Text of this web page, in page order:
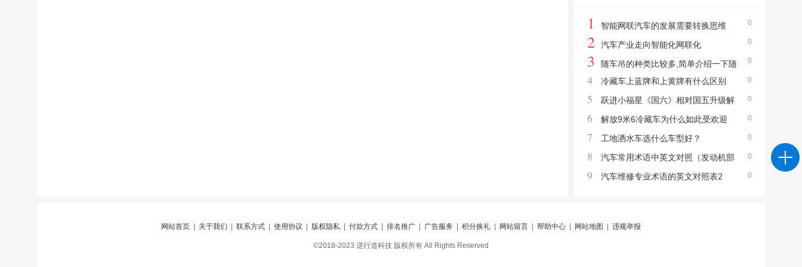
0
1 智能网联汽车的发展需要转换思维
0
2 汽车产业走向智能化网联化
0
3
随车吊的种类比较多,简单介绍一下随
车吊的种类和用途。
0
4 冷藏车上蓝牌和上黄牌有什么区别
0
5
跃进小福星《国六》相对国五升级解
读
0
6 解放9米6冷藏车为什么如此受欢迎
0
7 工地洒水车选什么车型好？
0
8
汽车常用术语中英文对照（发动机部
分）
0
9 汽车维修专业术语的英文对照表2
网站首页 关于我们 联系方式 使用协议 版权隐私 付款方式 排名推广 广告服务 积分换礼 网站留言 帮助中心 网站地图 违规举报
©2018-2023 逆行道科技 版权所有 All Rights Reserved